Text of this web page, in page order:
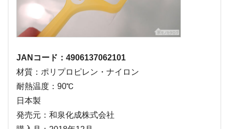
JANコード：4906137062101
材質：ポリプロピレン・ナイロン
耐熱温度：90℃
日本製
発売元：和泉化成株式会社